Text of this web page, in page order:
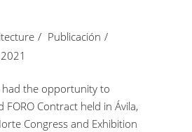
Publicación
had the opportunity to
Contract held in Ávila,
Congress and Exhibition